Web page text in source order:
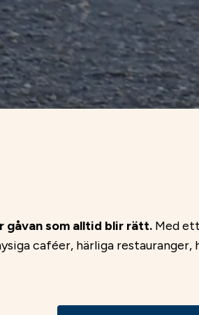
gåvan som alltid blir rätt. Med
caféer, härliga